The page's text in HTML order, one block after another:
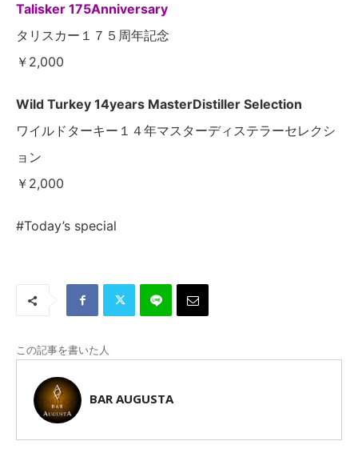
Talisker 175Anniversary
タリスカー１７５周年記念
￥2,000
Wild Turkey 14years MasterDistiller Selection
ワイルドターキー１４年マスターディステラーセレクシ
ョン
￥2,000
#Today’s special
この記事を書いた人
BAR AUGUSTA